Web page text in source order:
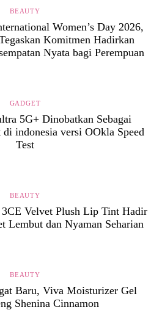
BEAUTY
Women’s Day 2026,
Komitmen Hadirkan
Nyata bagi Perempuan
GADGET
5G+ Dinobatkan Sebagai
di indonesia versi OOkla Speed
Test
BEAUTY
Velvet Plush Lip Tint Hadir
Lembut dan Nyaman Seharian
BEAUTY
Baru, Viva Moisturizer Gel
Shenina Cinnamon